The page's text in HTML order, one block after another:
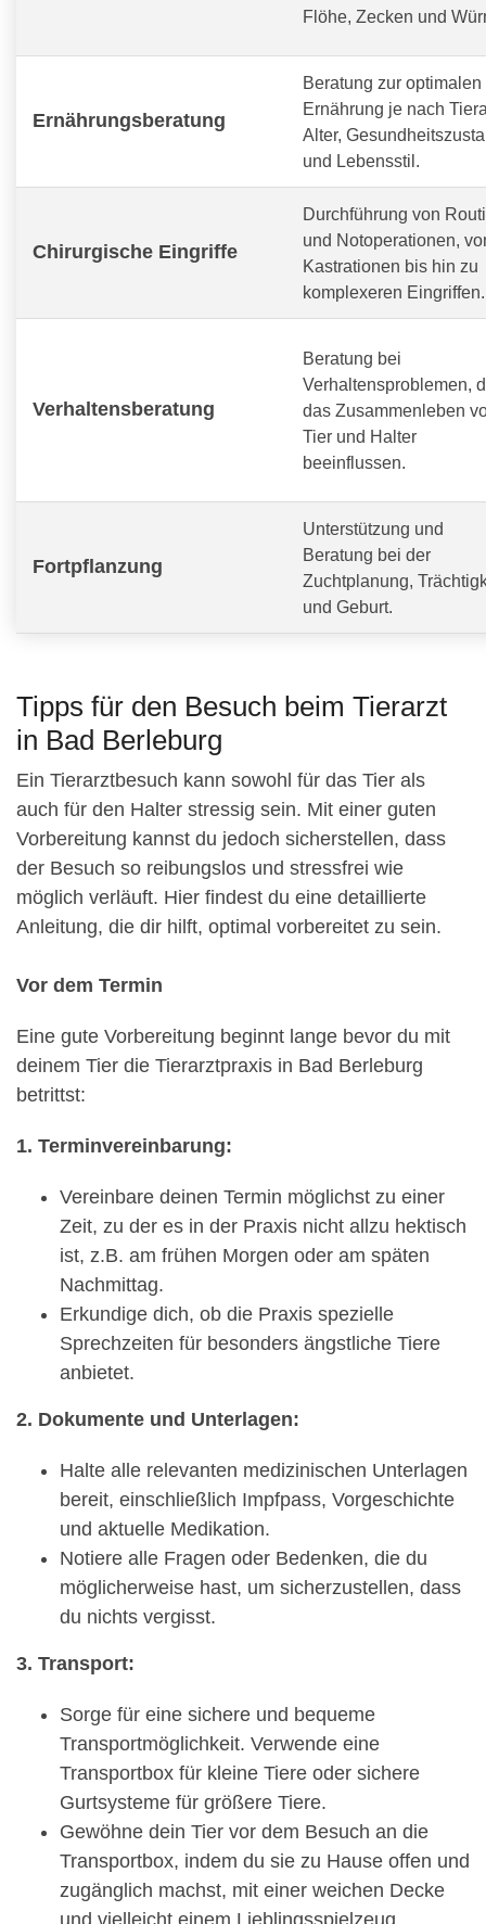
Flöhe, Zecken und
Ernährungsberatung
Beratung zur optimalen
Ernährung je nach
Alter,
und Lebensstil.
Chirurgische Eingriffe
Durchführung von
und Notoperationen,
Kastrationen bis hin zu
komplexeren Eingriffen.
Verhaltensberatung
Beratung bei
Verhaltensproblemen,
das Zusammenleben
Tier und Halter
beeinflussen.
Fortpflanzung
Unterstützung und
Beratung bei der
Zuchtplanung,
und Geburt.
Tipps für den Besuch beim Tierarzt
in Bad Berleburg
Ein Tierarztbesuch kann sowohl für das Tier als
auch für den Halter stressig sein. Mit einer guten
Vorbereitung kannst du jedoch sicherstellen, dass
der Besuch so reibungslos und stressfrei wie
möglich verläuft. Hier findest du eine detaillierte
Anleitung, die dir hilft, optimal vorbereitet zu sein.
Vor dem Termin
Eine gute Vorbereitung beginnt lange bevor du mit
deinem Tier die Tierarztpraxis in Bad Berleburg
betrittst:
1. Terminvereinbarung:
Vereinbare deinen Termin möglichst zu einer
Zeit, zu der es in der Praxis nicht allzu hektisch
ist, z.B. am frühen Morgen oder am späten
Nachmittag.
Erkundige dich, ob die Praxis spezielle
Sprechzeiten für besonders ängstliche Tiere
anbietet.
2. Dokumente und Unterlagen:
Halte alle relevanten medizinischen Unterlagen
bereit, einschließlich Impfpass, Vorgeschichte
und aktuelle Medikation.
Notiere alle Fragen oder Bedenken, die du
möglicherweise hast, um sicherzustellen, dass
du nichts vergisst.
3. Transport:
Sorge für eine sichere und bequeme
Transportmöglichkeit. Verwende eine
Transportbox für kleine Tiere oder sichere
Gurtsysteme für größere Tiere.
Gewöhne dein Tier vor dem Besuch an die
Transportbox, indem du sie zu Hause offen und
zugänglich machst, mit einer weichen Decke
und vielleicht einem Lieblingsspielzeug.